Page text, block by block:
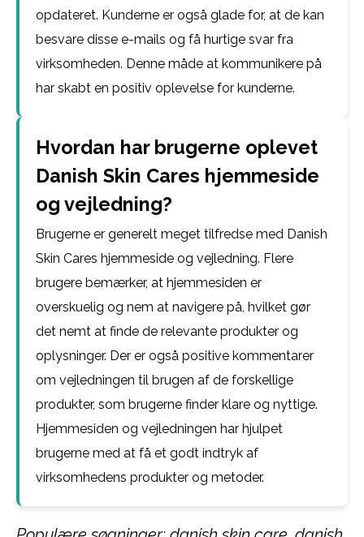
opdateret. Kunderne er også glade for, at de kan
besvare disse e-mails og få hurtige svar fra
virksomheden. Denne måde at kommunikere på
har skabt en positiv oplevelse for kunderne.
Hvordan har brugerne oplevet
Danish Skin Cares hjemmeside
og vejledning?
Brugerne er generelt meget tilfredse med Danish
Skin Cares hjemmeside og vejledning. Flere
brugere bemærker, at hjemmesiden er
overskuelig og nem at navigere på, hvilket gør
det nemt at finde de relevante produkter og
oplysninger. Der er også positive kommentarer
om vejledningen til brugen af de forskellige
produkter, som brugerne finder klare og nyttige.
Hjemmesiden og vejledningen har hjulpet
brugerne med at få et godt indtryk af
virksomhedens produkter og metoder.